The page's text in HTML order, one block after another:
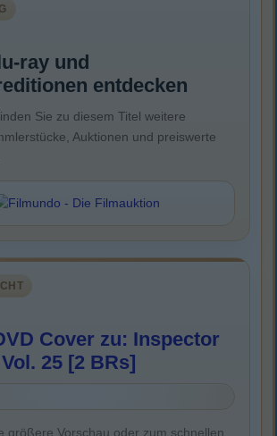
ray und
entdecken
Sie zu diesem Titel weitere
Auktionen und preiswerte
Cover zu: Inspector
25 [2 BRs]
größere Vorschau oder zum schnellen